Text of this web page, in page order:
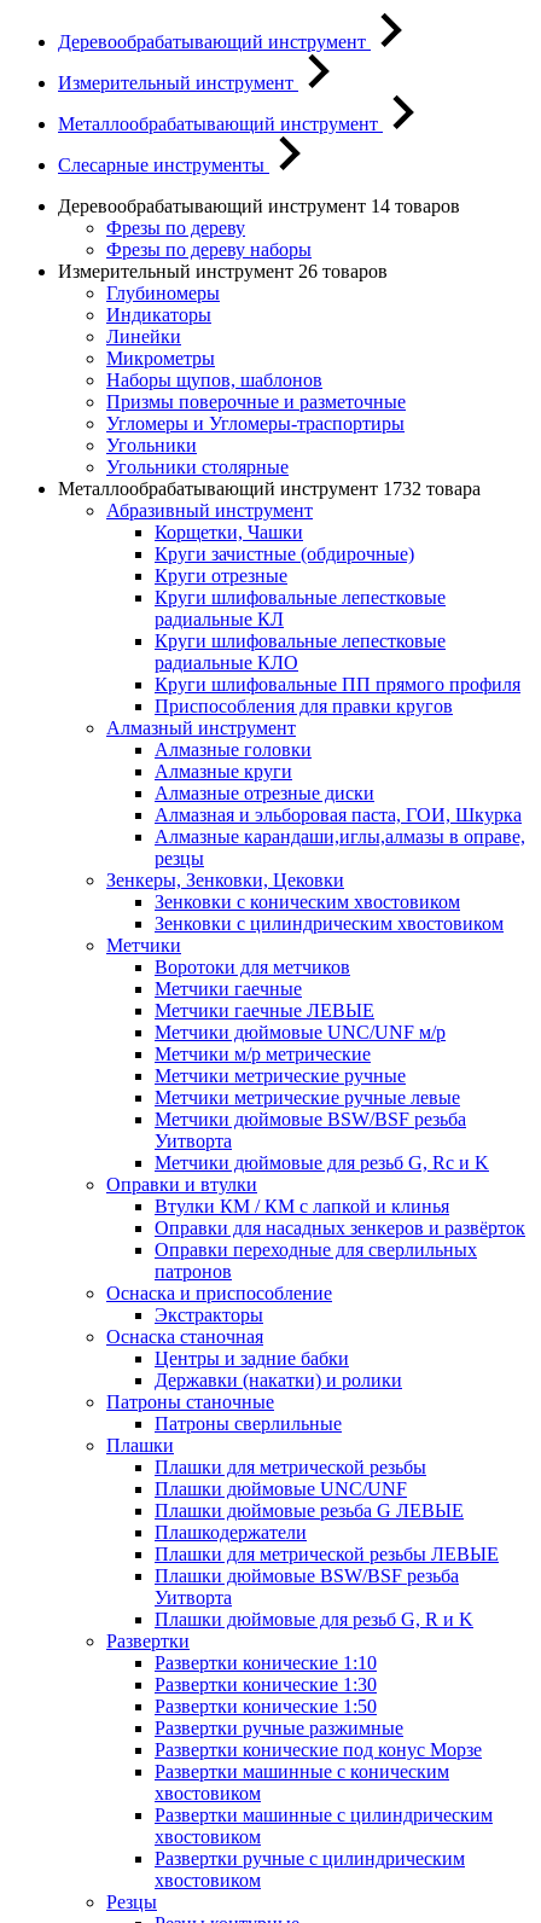
Деревообрабатывающий инструмент
Измерительный инструмент
Металлообрабатывающий инструмент
Слесарные инструменты
Деревообрабатывающий инструмент 14 товаров
Фрезы по дереву
Фрезы по дереву наборы
Измерительный инструмент 26 товаров
Глубиномеры
Индикаторы
Линейки
Микрометры
Наборы щупов, шаблонов
Призмы поверочные и разметочные
Угломеры и Угломеры-траспортиры
Угольники
Угольники столярные
Металлообрабатывающий инструмент 1732 товара
Абразивный инструмент
Корщетки, Чашки
Круги зачистные (обдирочные)
Круги отрезные
Круги шлифовальные лепестковые
радиальные КЛ
Круги шлифовальные лепестковые
радиальные КЛО
Круги шлифовальные ПП прямого профиля
Приспособления для правки кругов
Алмазный инструмент
Алмазные головки
Алмазные круги
Алмазные отрезные диски
Алмазная и эльборовая паста, ГОИ, Шкурка
Алмазные карандаши,иглы,алмазы в оправе,
резцы
Зенкеры, Зенковки, Цековки
Зенковки с коническим хвостовиком
Зенковки с цилиндрическим хвостовиком
Метчики
Воротоки для метчиков
Метчики гаечные
Метчики гаечные ЛЕВЫЕ
Метчики дюймовые UNC/UNF м/р
Метчики м/р метрические
Метчики метрические ручные
Метчики метрические ручные левые
Метчики дюймовые BSW/BSF резьба
Уитворта
Метчики дюймовые для резьб G, Rc и K
Оправки и втулки
Втулки КМ / КМ с лапкой и клинья
Оправки для насадных зенкеров и развёрток
Оправки переходные для сверлильных
патронов
Оснаска и приспособление
Экстракторы
Оснаска станочная
Центры и задние бабки
Державки (накатки) и ролики
Патроны станочные
Патроны сверлильные
Плашки
Плашки для метрической резьбы
Плашки дюймовые UNC/UNF
Плашки дюймовые резьба G ЛЕВЫЕ
Плашкодержатели
Плашки для метрической резьбы ЛЕВЫЕ
Плашки дюймовые BSW/BSF резьба
Уитворта
Плашки дюймовые для резьб G, R и K
Развертки
Развертки конические 1:10
Развертки конические 1:30
Развертки конические 1:50
Развертки ручные разжимные
Развертки конические под конус Морзе
Развертки машинные с коническим
хвостовиком
Развертки машинные с цилиндрическим
хвостовиком
Развертки ручные с цилиндрическим
хвостовиком
Резцы